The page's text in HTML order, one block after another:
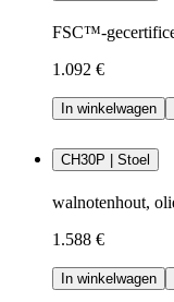
FSC™-
1.092 €
In winkelwagen
CH30P | Stoel
walnotenhout,
1.588 €
In winkelwagen